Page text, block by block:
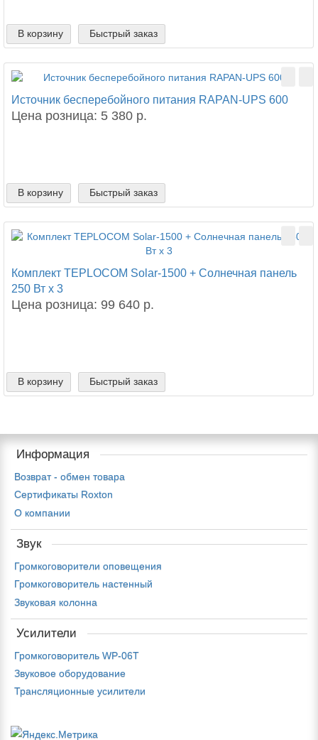
В корзину Быстрый заказ
Источник бесперебойного питания RAPAN-UPS 600
Цена розница: 5 380 р.
В корзину Быстрый заказ
Комплект TEPLOCOM Solar-1500 + Солнечная панель
250 Вт х 3
Цена розница: 99 640 р.
В корзину Быстрый заказ
Информация
Возврат - обмен товара
Сертификаты Roxton
О компании
Звук
Громкоговорители оповещения
Громкоговоритель настенный
Звуковая колонна
Усилители
Громкоговоритель WP-06T
Звуковое оборудование
Трансляционные усилители